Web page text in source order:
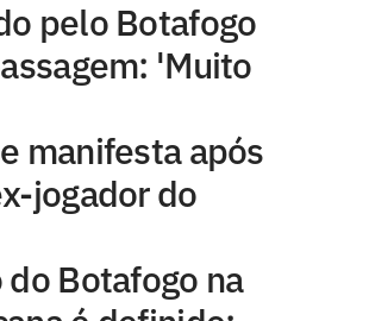
pelo Botafogo
'Muito
manifesta após
jogador do
Botafogo na